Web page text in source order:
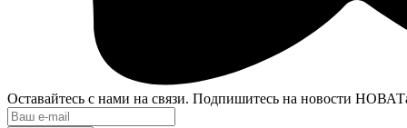
Оставайтесь с нами на связи. Подпишитесь на новости